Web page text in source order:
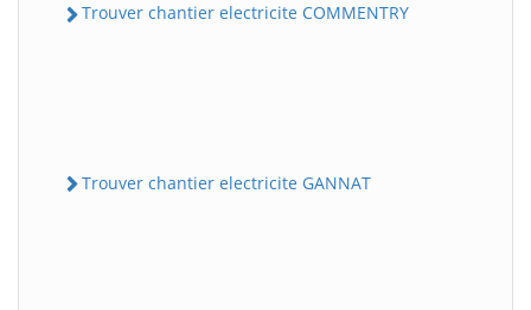
Trouver chantier electricite COMMENTRY
Trouver chantier electricite GANNAT